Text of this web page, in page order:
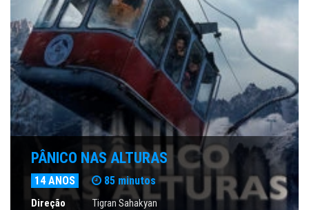
PÂNICO NAS ALTURAS
14 ANOS 85 minutos
Direção
Tigran Sahakyan